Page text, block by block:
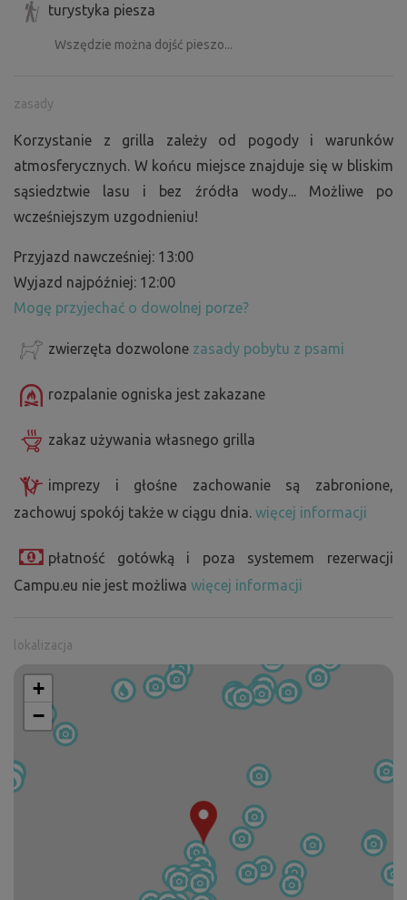
turystyka piesza
Wszędzie można dojść pieszo...
zasady
Korzystanie z grilla zależy od pogody i warunków
atmosferycznych. W końcu miejsce znajduje się w bliskim
sąsiedztwie lasu i bez źródła wody... Możliwe po
wcześniejszym uzgodnieniu!
Przyjazd nawcześniej: 13:00
Wyjazd najpóźniej: 12:00
Mogę przyjechać o dowolnej porze?
zwierzęta dozwolone zasady pobytu z psami
rozpalanie ogniska jest zakazane
zakaz używania własnego grilla
imprezy i głośne zachowanie są zabronione,
zachowuj spokój także w ciągu dnia. więcej informacji
płatność gotówką i poza systemem rezerwacji
Campu.eu nie jest możliwa więcej informacji
lokalizacja
+
−